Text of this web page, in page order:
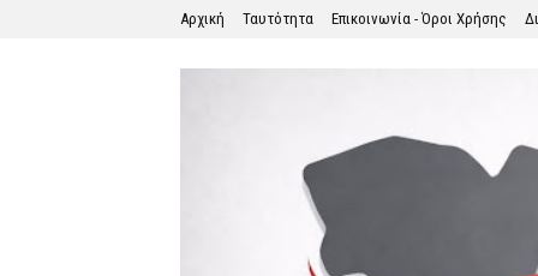
Αρχική Ταυτότητα Επικοινωνία - Όροι Χρήσης